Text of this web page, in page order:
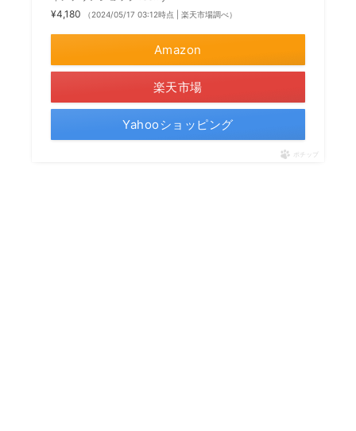
¥4,180
（2024/05/17 03:12時点 | 楽天市場調べ）
Amazon
楽天市場
Yahooショッピング
ポチップ